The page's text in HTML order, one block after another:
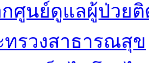
กศูนย์ดูแลผู้ป่วย
ทรวงสาธารณสุข